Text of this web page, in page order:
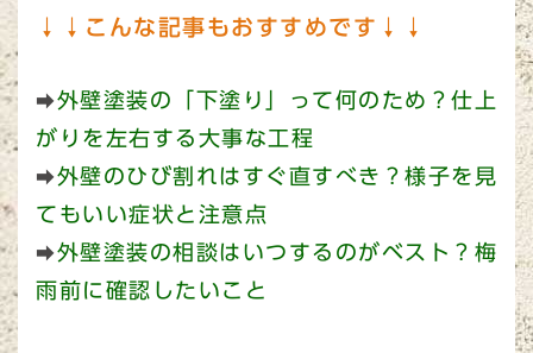
↓↓こんな記事もおすすめです↓↓
➡外壁塗装の「下塗り」って何のため？仕上
がりを左右する大事な工程
➡外壁のひび割れはすぐ直すべき？様子を見
てもいい症状と注意点
➡外壁塗装の相談はいつするのがベスト？梅
雨前に確認したいこと